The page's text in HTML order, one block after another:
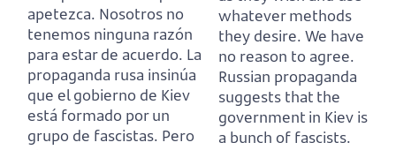
apetezca. Nosotros no
tenemos ninguna razón
para estar de acuerdo. La
propaganda rusa insinúa
que el gobierno de Kiev
está formado por un
grupo de fascistas. Pero
whatever methods
they desire. We have
no reason to agree.
Russian propaganda
suggests that the
government in Kiev is
a bunch of fascists.